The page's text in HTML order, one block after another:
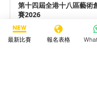
第十四屆全港十八區藝術
賽2026
最新比賽 報名表格